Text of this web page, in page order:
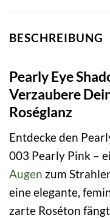
BESCHREIBUNG
Pearly Eye
Verzaubere
Roséglanz
Entdecke den
003 Pearly Pink –
Augen zum
eine elegante,
zarte Roséton